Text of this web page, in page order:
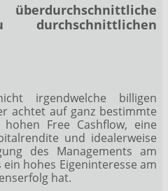
durchschnittlichen
irgendwelche billigen
achtet auf ganz bestimmte
hohen Free Cashflow, eine
und idealerweise
des Managements am
hohes Eigeninteresse am
hat.